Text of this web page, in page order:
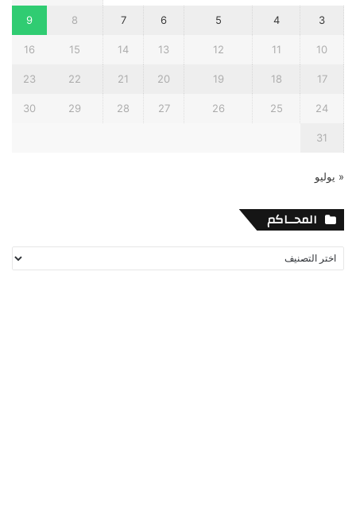
3
4
5
6
7
8
9
10
11
12
13
14
15
16
17
18
19
20
21
22
23
24
25
26
27
28
29
30
31
« يوليو
المحــاكم
المحــاكم